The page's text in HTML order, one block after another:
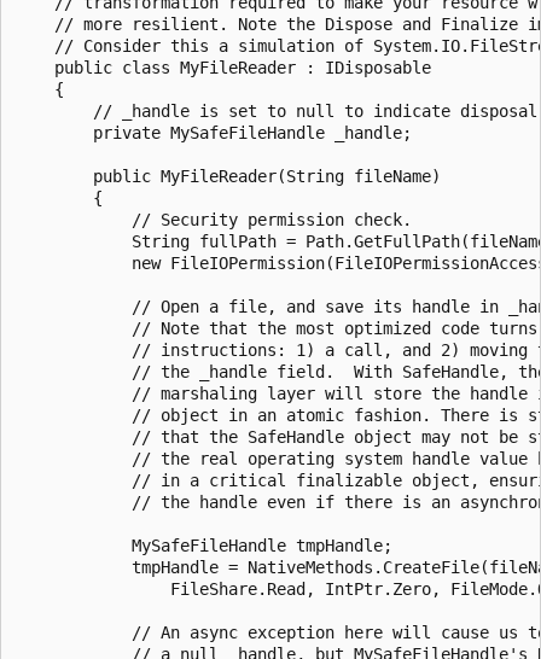
// more resilient. Note the Dispose and Finalize
// Consider this a simulation of
    public class MyFileReader : IDisposable
    {
// _handle is set to null to indicate
        private MySafeFileHandle _handle;
        public MyFileReader(String fileName)
        {
            // Security permission check.
String fullPath =
new
// Open a file, and save its handle in
// Note that the most optimized code
// instructions: 1) a call, and 2) moving
// the _handle field.  With SafeHandle,
// marshaling layer will store the handle
// object in an atomic fashion. There is
// that the SafeHandle object may not be
// the real operating system handle value
// in a critical finalizable object,
// the handle even if there is an
            MySafeFileHandle tmpHandle;
tmpHandle =
FileShare.Read, IntPtr.Zero,
// An async exception here will cause us
// a null _handle, but MySafeFileHandle's